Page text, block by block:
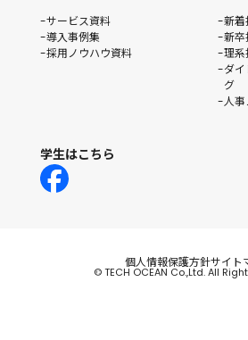
サービス資料
導入事例集
採用ノウハウ資料
新着
新卒
理系
ダ
グ
人事
学生はこちら
個人情報保護方針サイト
© TECH OCEAN Co.,Ltd. All